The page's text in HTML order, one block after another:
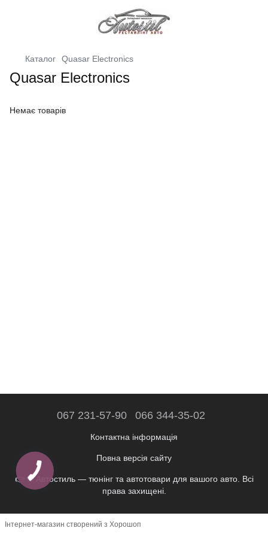
Каталог Quasar Electronics
Quasar Electronics
Немає товарів
067 231-57-90 066 344-35-02
Контактна інформація
Повна версія сайту
👉 © Автостиль — тюнінг та автотовари для вашого авто. Всі
права захищені.
Інтернет-магазин створений з Хорошоп